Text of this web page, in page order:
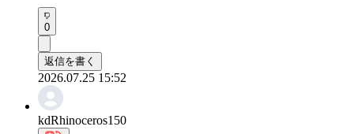
0
返信を書く
2026.07.25 15:52
kdRhinoceros150